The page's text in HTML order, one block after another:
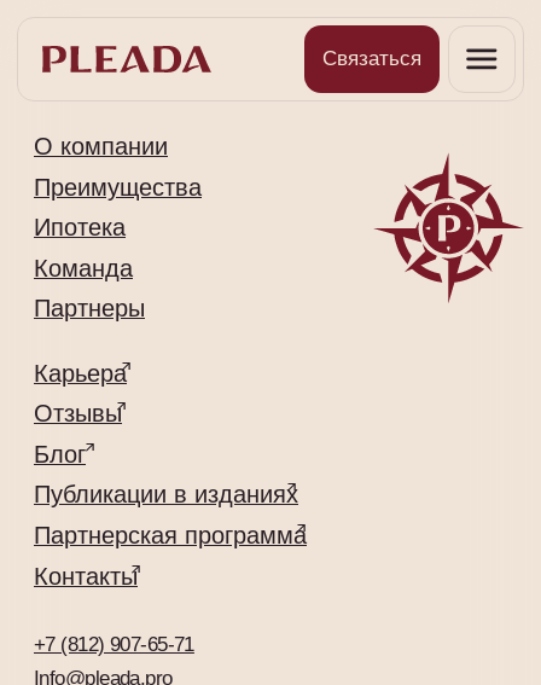
Преимущества
Ипотека
+7 (812) 907-65-71
Info@pleada.pro
Команда
Партнеры
Карьера
Отзывы
Блог
Контакты
Советская 17, офис 2
Партнерская программа